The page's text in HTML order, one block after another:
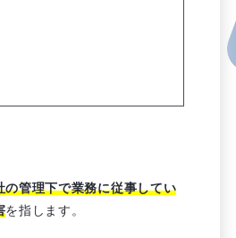
の管理下で業務に従事してい
を指します。